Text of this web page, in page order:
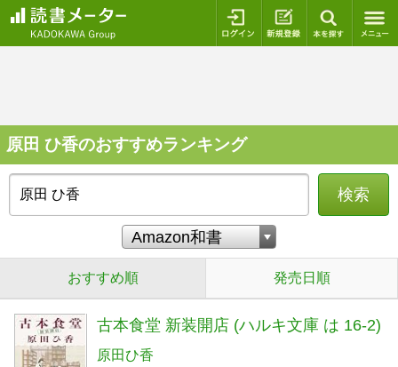
ログイン 新規登録
原田 ひ香のおすすめランキング
検索
おすすめ順 発売日順
古本食堂 新装開店 (ハルキ文庫 は 16-2)
原田ひ香